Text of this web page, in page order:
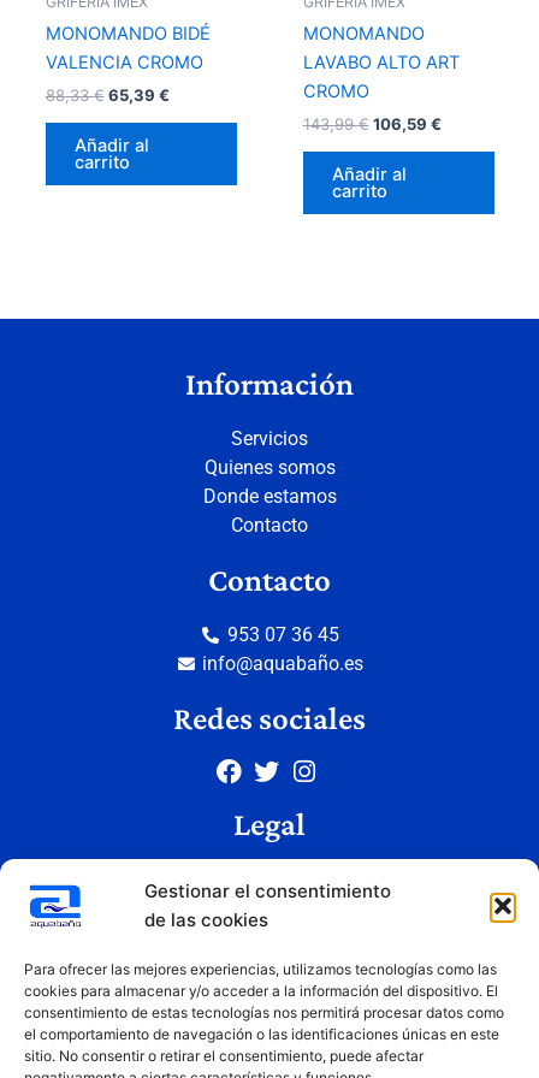
Gestionar el consentimiento
de las cookies
Para ofrecer las mejores experiencias, utilizamos tecnologías como las
cookies para almacenar y/o acceder a la información del dispositivo. El
consentimiento de estas tecnologías nos permitirá procesar datos como
el comportamiento de navegación o las identificaciones únicas en este
sitio. No consentir o retirar el consentimiento, puede afectar
MONOMANDO BIDÉ
VALENCIA CROMO
88,33€ 65,39 €
Añadir al
carrito
MONOMANDO
LAVABO ALTO ART
CROMO
143,99€ 106,59 €
Añadir al
carrito
Información
Servicios
Quienes somos
Donde estamos
Contacto
Contacto
953 07 36 45
info@aquabaño.es
Redes sociales
Legal
Política de privacidad
Condiciones de uso
Copyright © 2026 Aquabaño | Todos los derechos reservados
Diseñado porInnovation Studio